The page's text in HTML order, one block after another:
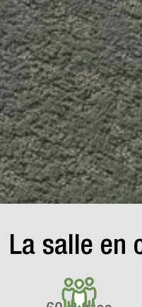
La salle en